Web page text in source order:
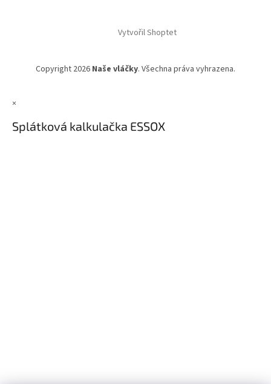
Vytvořil Shoptet
Copyright 2026 Naše vláčky. Všechna práva vyhrazena.
×
Splátková kalkulačka ESSOX